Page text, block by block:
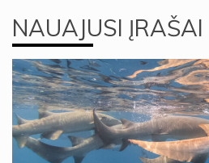
NAUAJUSI ĮRAŠAI